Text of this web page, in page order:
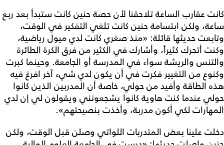
كانت عقارب الساعة تلاحقنا لأن حصة حنين كانت ستبدأ بعد ربع
ساعة، ولكن ابتسامة حنين كانت تلغي التفكير في الوقت،
وتابعت حديثها قائلة: «منذ صغري كانت لدي ميول رياضية،
وكنت أتحرك كثيراً، وأشارك في الكثير من فرق الكرة الطائرة
والتنس والريشة سواء في المدرسة أو الجامعة. وحينما كبرت
وكنوع من التغيير فكرت في أن يكون لدي شيء آخر افرغ فيه
هذه الطاقة وأفيد من حولي، خاصة أن المدربين الذين كانوا
حولي عندما كنت هاوية كانوا يشجعونني ويقولون لي إن لدي
المهارات لكي أكون مدربة، وأخذت بنصيحتهم».
دخلت علينا بعض المتدربات اللواتي وصلن قبل الوقت، ولكن